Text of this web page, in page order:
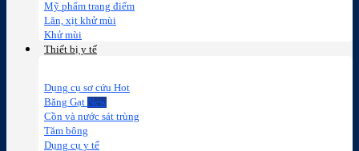
Mỹ phẩm trang điểm
Lăn, xịt khử mùi
Khử mùi
Thiết bị y tế
Dụng cụ sơ cứu
Băng Gạt
Cồn và nước sát trùng
Tăm bông
Dụng cụ y tế